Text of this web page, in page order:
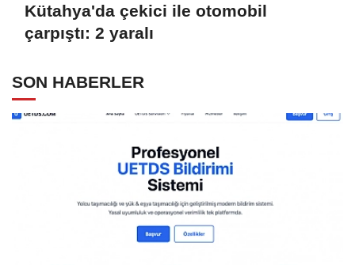
Kütahya'da çekici ile otomobil
çarpıştı: 2 yaralı
SON HABERLER